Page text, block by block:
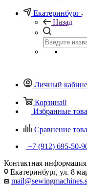
Екатеринбург
Назад
Личный
Корзина0
Избранные
Сравнение
+7 (912) 695-50-
Контактная информация
Екатеринбург, ул. 8